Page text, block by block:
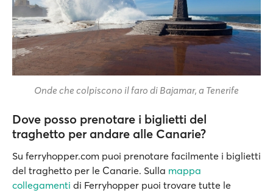
Onde che colpiscono il faro di Bajamar, a Tenerife
Dove posso prenotare i biglietti del
traghetto per andare alle Canarie?
Su ferryhopper.com puoi prenotare facilmente i biglietti
del traghetto per le Canarie. Sulla mappa
collegamenti di Ferryhopper puoi trovare tutte le